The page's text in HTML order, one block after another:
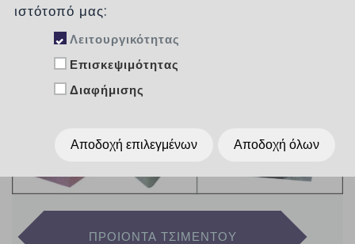
ΠΡΟΙΟΝΤΑ ΤΣΙΜΕΝΤΟΥ
ιστότοπό μας:
Λειτουργικότητας
Επισκεψιμότητας
Διαφήμισης
Αποδοχή επιλεγμένων Αποδοχή όλων